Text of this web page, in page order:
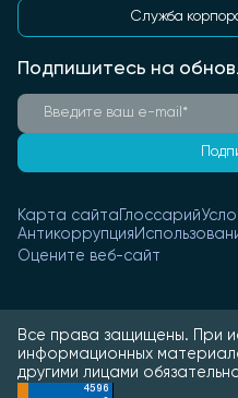
Служба
Подпишитесь на
Карта сайта Глоссарий
Антикоррупция
Оцените веб-сайт
Все права защищены. При
информационных
другими лицами